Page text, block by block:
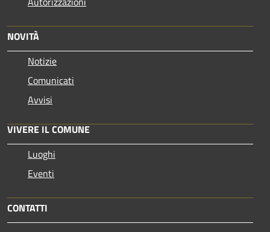
NOVITÀ
Notizie
Comunicati
Avvisi
VIVERE IL COMUNE
Luoghi
Eventi
CONTATTI